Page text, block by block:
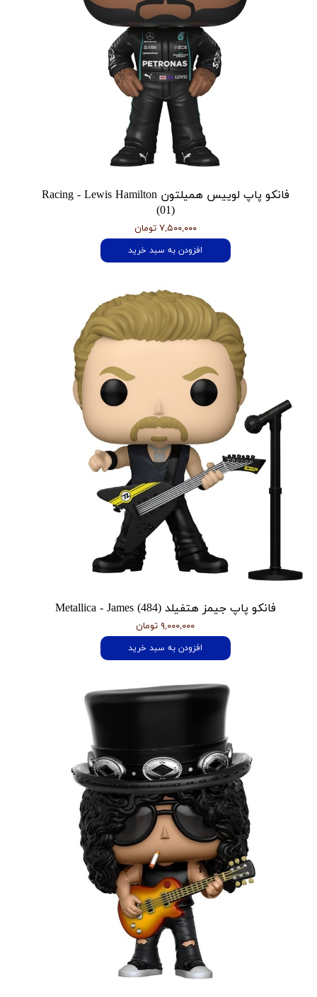
فانکو پاپ لوییس همیلتون Racing - Lewis Hamilton
(01)
۷,۵۰۰,۰۰۰ تومان
افزودن به سبد خرید
فانکو پاپ جیمز هتفیلد Metallica - James (484)
۹,۰۰۰,۰۰۰ تومان
افزودن به سبد خرید